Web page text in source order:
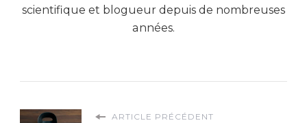
scientifique et blogueur depuis de nombreuses
années.
ARTICLE PRÉCÉDENT